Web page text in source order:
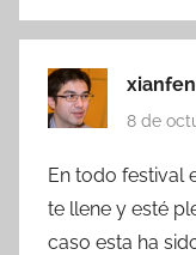
8 de
En todo festival
te llene y esté
caso esta ha